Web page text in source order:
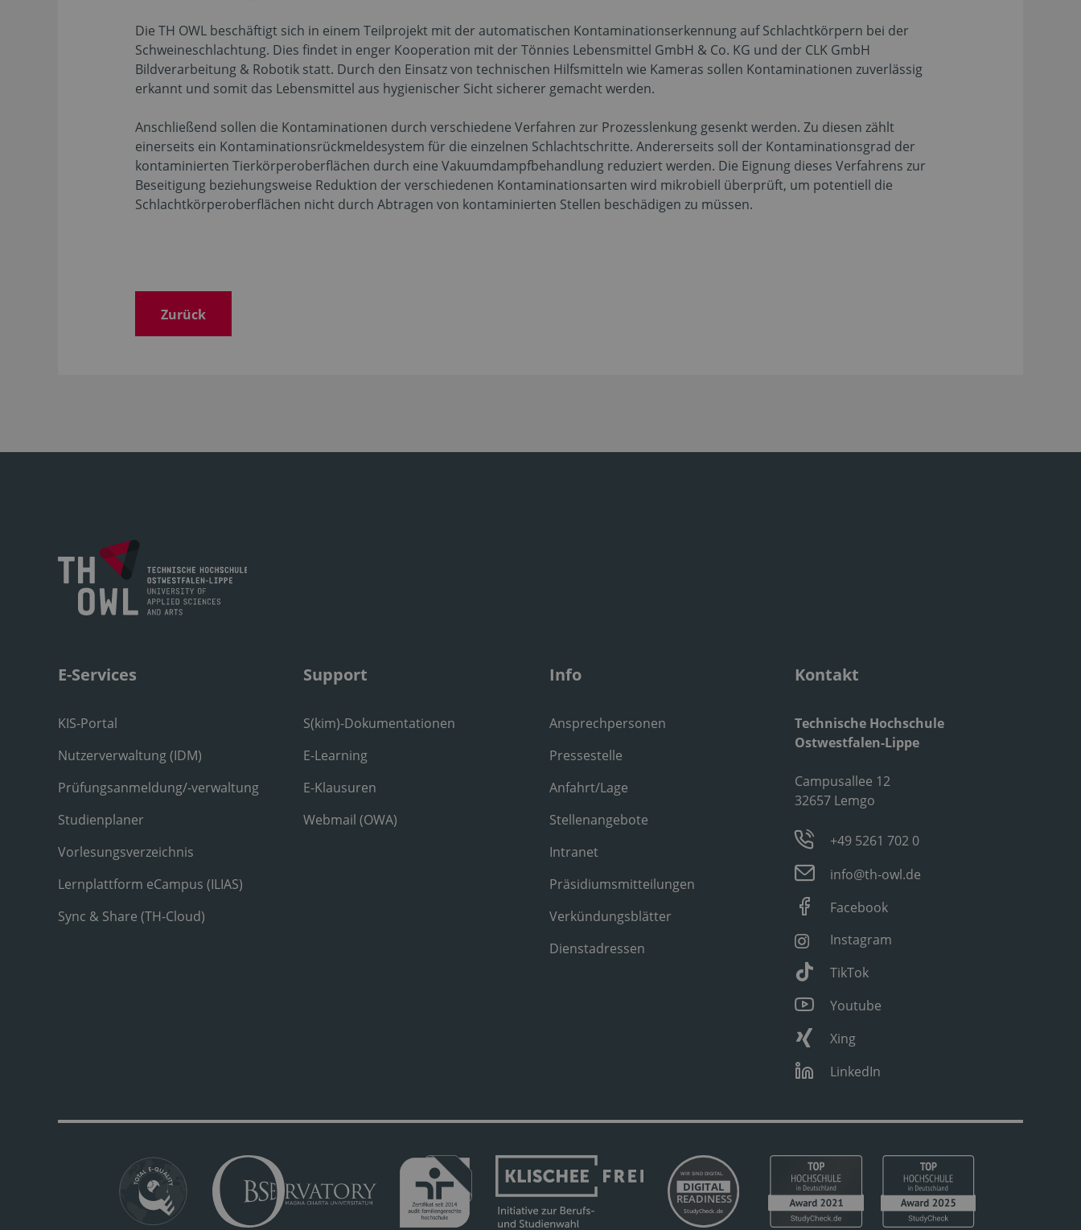
Die TH OWL beschäftigt sich in einem Teilprojekt mit der automatischen Kontaminationserkennung auf Schlachtkörpern bei der
Schweineschlachtung. Dies findet in enger Kooperation mit der Tönnies Lebensmittel GmbH & Co. KG und der CLK GmbH
Bildverarbeitung & Robotik statt. Durch den Einsatz von technischen Hilfsmitteln wie Kameras sollen Kontaminationen zuverlässig
erkannt und somit das Lebensmittel aus hygienischer Sicht sicherer gemacht werden.
Anschließend sollen die Kontaminationen durch verschiedene Verfahren zur Prozesslenkung gesenkt werden. Zu diesen zählt
einerseits ein Kontaminationsrückmeldesystem für die einzelnen Schlachtschritte. Andererseits soll der Kontaminationsgrad der
kontaminierten Tierkörperoberflächen durch eine Vakuumdampfbehandlung reduziert werden. Die Eignung dieses Verfahrens zur
Beseitigung beziehungsweise Reduktion der verschiedenen Kontaminationsarten wird mikrobiell überprüft, um potentiell die
Schlachtkörperoberflächen nicht durch Abtragen von kontaminierten Stellen beschädigen zu müssen.
Zurück
E-Services
KIS-Portal
Nutzerverwaltung (IDM)
Prüfungsanmeldung/-verwaltung
Studienplaner
Vorlesungsverzeichnis
Lernplattform eCampus (ILIAS)
Sync & Share (TH-Cloud)
Support
S(kim)-Dokumentationen
E-Learning
E-Klausuren
Webmail (OWA)
Info
Ansprechpersonen
Pressestelle
Anfahrt/Lage
Stellenangebote
Intranet
Präsidiumsmitteilungen
Verkündungsblätter
Dienstadressen
Kontakt
Technische Hochschule
Ostwestfalen-Lippe
Campusallee 12
32657 Lemgo
+49 5261 702 0
info@th-owl.de
Facebook
Instagram
TikTok
Youtube
Xing
LinkedIn